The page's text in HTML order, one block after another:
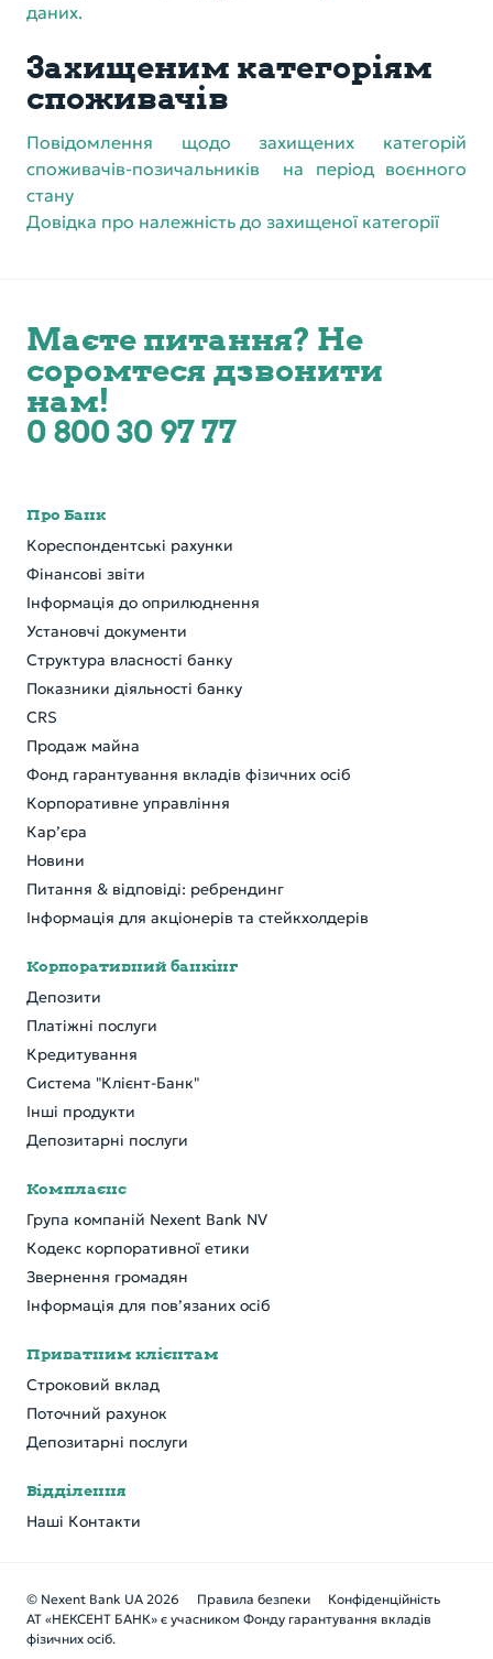
даних.
Захищеним категоріям
споживачів
Повідомлення щодо захищених категорій
споживачів-позичальників на період воєнного
стану
Довідка про належність до захищеної категорії
Маєте питання? Не
соромтеся дзвонити
нам!
0 800 30 97 77
Про Банк
Кореспондентські рахунки
Фінансові звіти
Інформація до оприлюднення
Установчі документи
Структура власності банку
Показники діяльності банку
CRS
Продаж майна
Фонд гарантування вкладів фізичних осіб
Корпоративне управління
Кар’єра
Новини
Питання & відповіді: ребрендинг
Інформація для акціонерів та стейкхолдерів
Корпоративний банкінг
Депозити
Платіжні послуги
Кредитування
Система "Клієнт-Банк"
Інші продукти
Депозитарні послуги
Комплаєнс
Група компаній Nexent Bank NV
Кодекс корпоративної етики
Звернення громадян
Інформація для пов’язаних осіб
Приватним клієнтам
Строковий вклад
Поточний рахунок
Депозитарні послуги
Відділення
Наші Контакти
© Nexent Bank UA 2026 Правила безпеки
Конфіденційність
АТ «НЕКСЕНТ БАНК» є учасником Фонду гарантування вкладів
фізичних осіб.